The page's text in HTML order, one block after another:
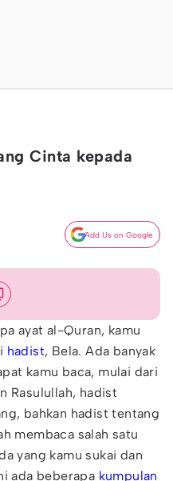
Cinta kepada
Add Us on Google
ayat al-Quran, kamu
hadist, Bela. Ada banyak
kamu baca, mulai dari
Rasulullah, hadist
bahkan hadist tentang
membaca salah satu
yang kamu sukai dan
ada beberapa kumpulan